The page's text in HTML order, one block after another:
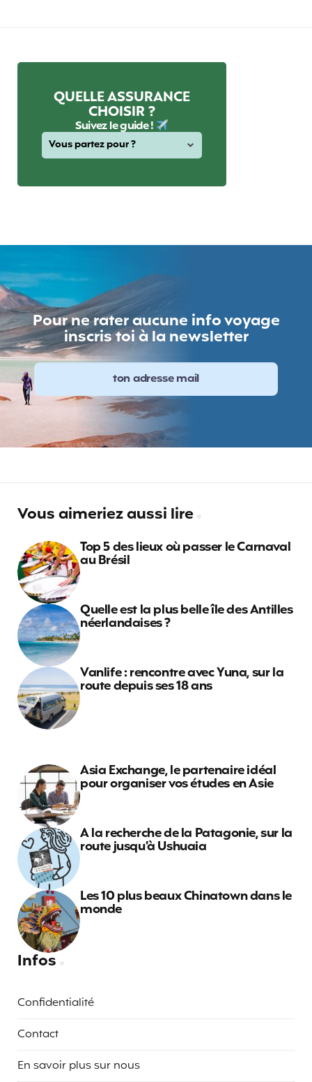
QUELLE ASSURANCE
CHOISIR ?
Suivez le guide !
Pour ne rater aucune info voyage
inscris toi à la newsletter
Vous aimeriez aussi lire
Top 5 des lieux où passer le Carnaval
au Brésil
Quelle est la plus belle île des Antilles
néerlandaises ?
Vanlife : rencontre avec Yuna, sur la
route depuis ses 18 ans
Asia Exchange, le partenaire idéal
pour organiser vos études en Asie
A la recherche de la Patagonie, sur la
route jusqu’à Ushuaia
Les 10 plus beaux Chinatown dans le
monde
Infos
Confidentialité
Contact
En savoir plus sur nous